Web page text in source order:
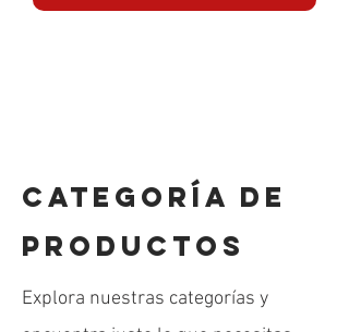
CATEGORÍA DE
PRODUCTOS
Explora nuestras categorías y